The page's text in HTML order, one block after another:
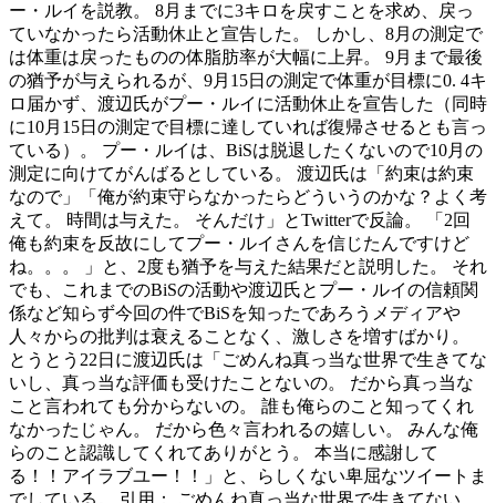
ー・ルイを説教。 8月までに3キロを戻すことを求め、戻っ
ていなかったら活動休止と宣告した。 しかし、8月の測定で
は体重は戻ったものの体脂肪率が大幅に上昇。 9月まで最後
の猶予が与えられるが、9月15日の測定で体重が目標に0. 4キ
ロ届かず、渡辺氏がプー・ルイに活動休止を宣告した（同時
に10月15日の測定で目標に達していれば復帰させるとも言っ
ている）。 プー・ルイは、BiSは脱退したくないので10月の
測定に向けてがんばるとしている。 渡辺氏は「約束は約束
なので」「俺が約束守らなかったらどういうのかな？よく考
えて。 時間は与えた。 そんだけ」とTwitterで反論。 「2回
俺も約束を反故にしてプー・ルイさんを信じたんですけど
ね。。。 」と、2度も猶予を与えた結果だと説明した。 それ
でも、これまでのBiSの活動や渡辺氏とプー・ルイの信頼関
係など知らず今回の件でBiSを知ったであろうメディアや
人々からの批判は衰えることなく、激しさを増すばかり。
とうとう22日に渡辺氏は「ごめんね真っ当な世界で生きてな
いし、真っ当な評価も受けたことないの。 だから真っ当な
こと言われても分からないの。 誰も俺らのこと知ってくれ
なかったじゃん。 だから色々言われるの嬉しい。 みんな俺
らのこと認識してくれてありがとう。 本当に感謝して
る！！アイラブユー！！」と、らしくない卑屈なツイートま